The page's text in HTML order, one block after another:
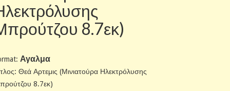
8.7εκ)
Αγαλμα
Θεά Αρτεμις (Μινιατούρα Ηλεκτρόλυσης
8.7εκ)